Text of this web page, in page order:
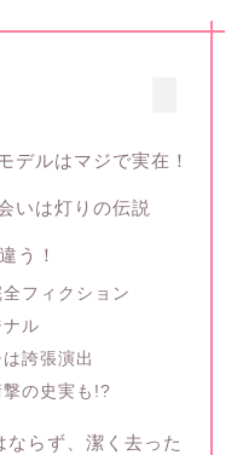
デルはマジで実在！
いは灯りの伝説
う！
フィクション
ル
誇張演出
撃の史実も!?
らず、潔く去った